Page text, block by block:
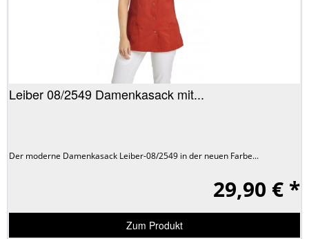
Leiber 08/2549 Damenkasack mit...
Der moderne Damenkasack Leiber-08/2549 in der neuen Farbe...
29,90 € *
Zum Produkt